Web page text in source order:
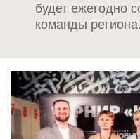
будет ежегодно
команды региона.